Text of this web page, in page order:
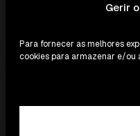
Gerir
Para fornecer as melhores
cookies para armazenar e/ou
Contactos